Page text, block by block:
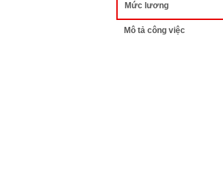
Mức lương
Mô tả công việc